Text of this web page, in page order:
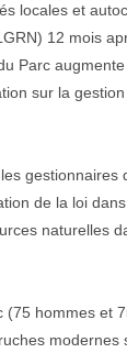
locales et
12 mois
Parc
sur la
de la loi
naturelles
hommes et